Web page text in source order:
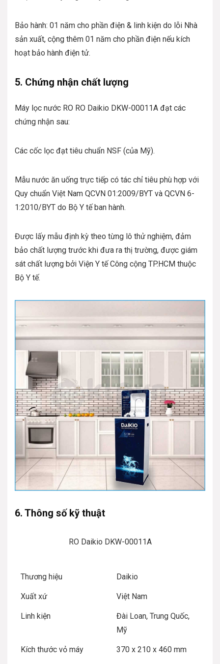
Bảo hành: 01 năm cho phần điện & linh kiện do lỗi Nhà
sản xuất, cộng thêm 01 năm cho phần điện nếu kích
hoạt bảo hành điện tử.
5. Chứng nhận chất lượng
Máy lọc nước RO RO Daikio DKW-00011A đạt các
chứng nhận sau:
Các cốc lọc đạt tiêu chuẩn NSF (của Mỹ).
Mẫu nước ăn uống trực tiếp có tác chỉ tiêu phù hợp với
Quy chuẩn Việt Nam QCVN 01:2009/BYT và QCVN 6-
1:2010/BYT do Bộ Y tế ban hành.
Được lấy mẫu định kỳ theo từng lô thử nghiệm, đảm
bảo chất lượng trước khi đưa ra thị trường, được giám
sát chất lượng bởi Viện Y tế Công cộng TP.HCM thuộc
Bộ Y tế.
6. Thông số kỹ thuật
RO Daikio DKW-00011A
Thương hiệu Daikio
Xuất xứ Việt Nam
Linh kiện
Đài Loan, Trung Quốc,
Mỹ
Kích thước vỏ máy 370 x 210 x 460 mm